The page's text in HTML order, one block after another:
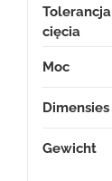
Tolerancja
cięcia
Moc
Dimensies
Gewicht